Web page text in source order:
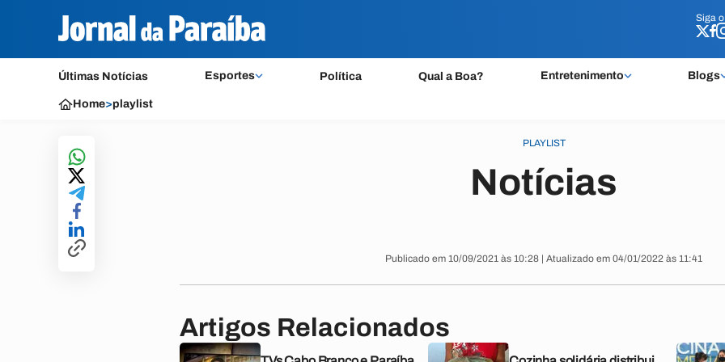
Siga o
Últimas Notícias Esportes Política Qual a Boa? Entretenimento Blogs
Siga o
Home>playlist
PLAYLIST
Notícias
Publicado em 10/09/2021 às 10:28 | Atualizado em 04/01/2022 às 11:41
Artigos Relacionados